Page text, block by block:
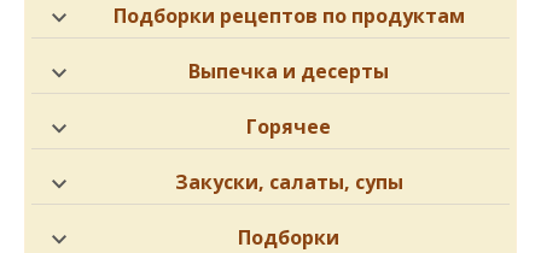
Подборки рецептов по продуктам
Выпечка и десерты
Горячее
Закуски, салаты, супы
Подборки